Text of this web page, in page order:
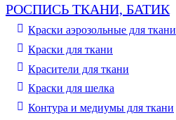
РОСПИСЬ ТКАНИ, БАТИК
Краски аэрозольные для ткани
Краски для ткани
Красители для ткани
Краски для шелка
Контура и медиумы для ткани